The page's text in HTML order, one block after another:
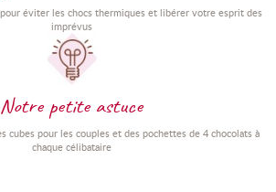
éviter les chocs thermiques et libérer votre esprit des
imprévus
Notre petite astuce
cubes pour les couples et des pochettes de 4 chocolats à
chaque célibataire